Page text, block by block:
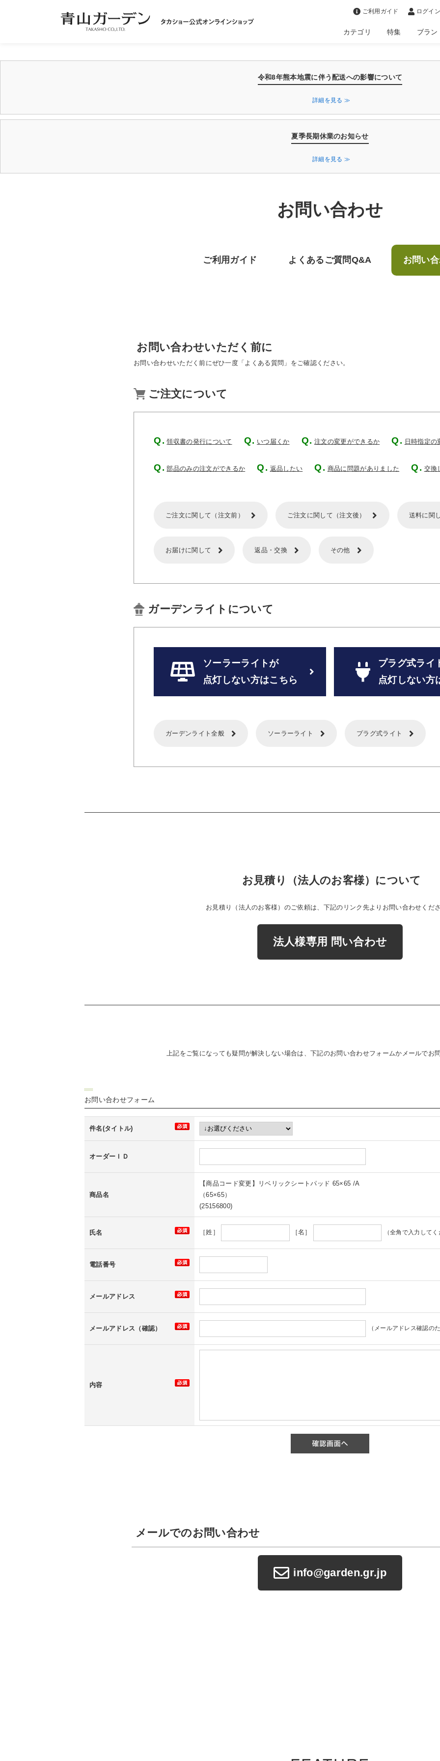
ご利用ガイド ログイ
カテゴリ 特集 ブラン
令和8年熊本地震に伴う配送への影響について
詳細を見る ≫
夏季長期休業のお知らせ
詳細を見る ≫
お問い合わせ
ご利用ガイド よくあるご質問Q&A お問い
お問い合わせいただく前に
お問い合わせいただく前にぜひ一度「よくある質問」をご確認ください。
ご注文について
領収書の発行について いつ届くか 注文の変更ができるか 日時指定の
部品のみの注文ができるか 返品したい 商品に問題がありました 交換
ご注文に関して（注文前） ご注文に関して（注文後） 送料に関
お届けに関して 返品・交換 その他
ガーデンライトについて
ソーラーライトが
点灯しない方はこちら
プラグ式ライ
点灯しない方
ガーデンライト全般 ソーラーライト プラグ式ライト
お見積り（法人のお客様）について
お見積り（法人のお客様）のご依頼は、下記のリンク先よりお問い合わせくだ
法人様専用 問い合わせ
上記をご覧になっても疑問が解決しない場合は、下記のお問い合わせフォームかメールでお
お問い合わせフォーム
件名(タイトル)
オーダーＩＤ
商品名
【商品コード変更】リベリックシートパッド 65×65 /A
（65×65）
(25156800)
氏名 ［姓］ ［名］ （全角で入力して
電話番号
メールアドレス
メールアドレス（確認） （メールアドレス確認の
内容
メールでのお問い合わせ
info@garden.gr.jp